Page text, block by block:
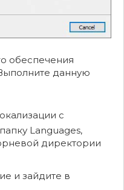
обеспечения
данную
с
Languages,
директории
и зайдите в